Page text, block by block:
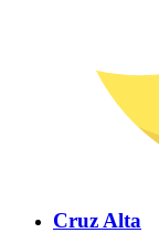
Cruz Alta